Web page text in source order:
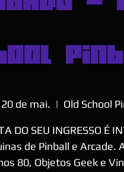
de mai.
  |
Old School
DO SEU INGRESSO É
de Pinball e Arcade.
80, Objetos Geek e